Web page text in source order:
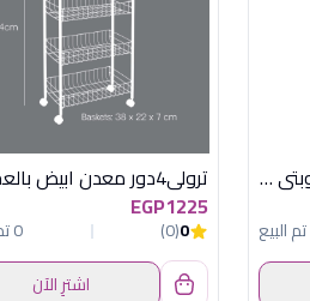
طقم حلل 8 ق استانلس اوبتى سباس تيفال
EGP1225
0
(0)
0 تم البيع
اشترِ الآن